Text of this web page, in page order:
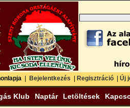
Bejelentkezés Regisztráció Új
Klub Naptár Letöltések